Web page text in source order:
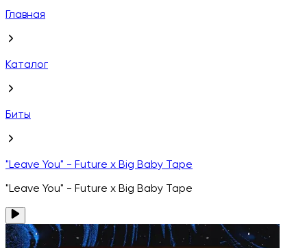
Главная
Каталог
Биты
"Leave You" - Future x Big Baby Tape
"Leave You" - Future x Big Baby Tape